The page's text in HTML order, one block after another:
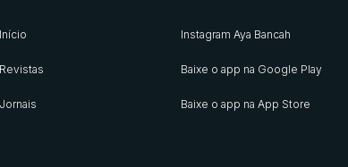
Início
Revistas
Jornais
Instagram Aya Bancah
Baixe o app na Google Play
Baixe o app na App Store